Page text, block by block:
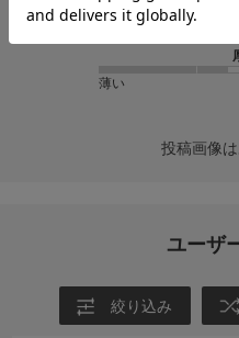
薄い
投稿画像は
ユーザ
絞り込み